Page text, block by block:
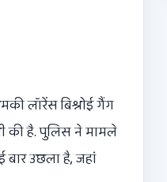
लॉरेंस बिश्नोई गैंग
की है. पुलिस ने मामले
उछला है, जहां